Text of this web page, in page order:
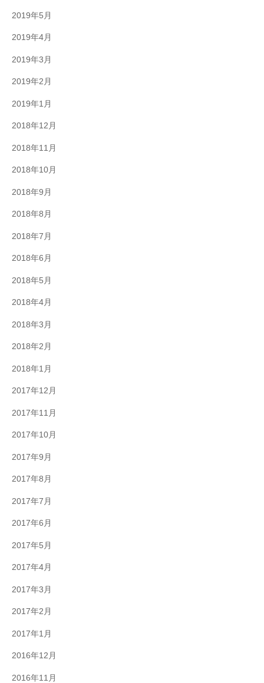
2019年5月
2019年4月
2019年3月
2019年2月
2019年1月
2018年12月
2018年11月
2018年10月
2018年9月
2018年8月
2018年7月
2018年6月
2018年5月
2018年4月
2018年3月
2018年2月
2018年1月
2017年12月
2017年11月
2017年10月
2017年9月
2017年8月
2017年7月
2017年6月
2017年5月
2017年4月
2017年3月
2017年2月
2017年1月
2016年12月
2016年11月